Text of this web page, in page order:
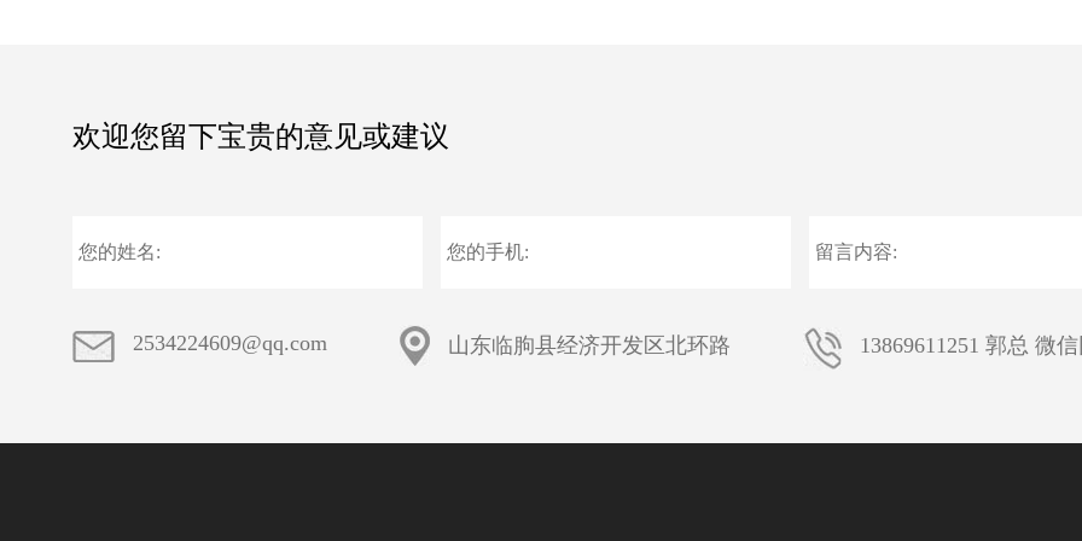
欢迎您留下宝贵的意见或建议
2534224609@qq.com 山东临朐县经济开发区北环路 13869611251 郭总 微